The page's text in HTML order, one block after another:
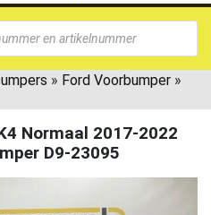
» Ford Voorbumper »
Normaal 2017-2022
D9-23095